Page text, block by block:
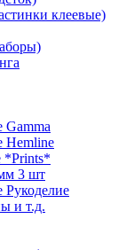
клеевые)
Hemline
*Prints*
3 шт
и т.д.